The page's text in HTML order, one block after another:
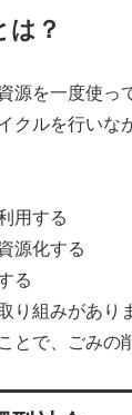
は？
源を一度使っ
クルを行いな
用する
源化する
る
り組みがあり
とで、ごみの